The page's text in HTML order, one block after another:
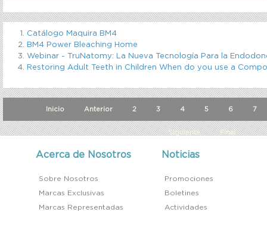
Catálogo Maquira BM4
BM4 Power Bleaching Home
Webinar - TruNatomy: La Nueva Tecnología Para la
Restoring Adult Teeth in Children When do you use a
Inicio Anterior 2 3 4 5 6 7
Siguiente Final
Acerca de Nosotros
Sobre Nosotros
Marcas Exclusivas
Marcas Representadas
Noticias
Promociones
Boletines
Actividades